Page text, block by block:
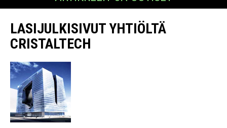
LASIJULKISIVUT YHTIÖLTÄ
CRISTALTECH